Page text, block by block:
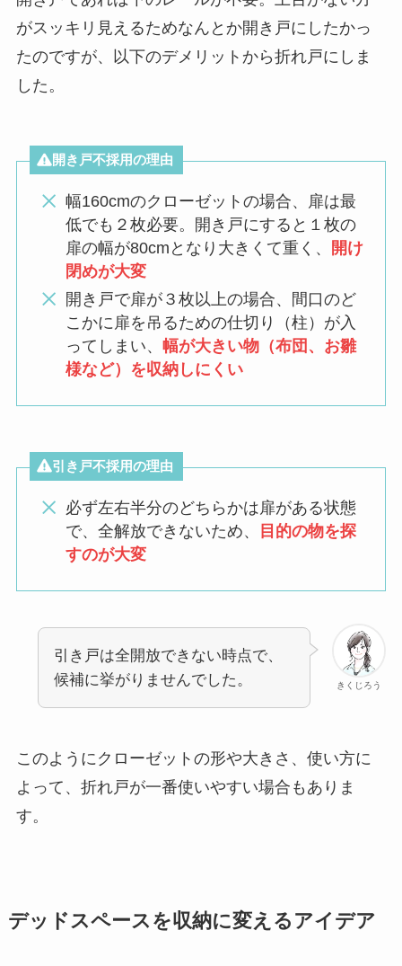
がスッキリ見えるためなんとか開き戸にしたかっ
たのですが、以下のデメリットから折れ戸にしま
した。
開き戸不採用の理由
幅160cmのクローゼットの場合、扉は最
低でも２枚必要。開き戸にすると１枚の
扉の幅が80cmとなり大きくて重く、
開け
閉めが大変
開き戸で扉が３枚以上の場合、間口のど
こかに扉を吊るための仕切り（柱）が入
ってしまい、 幅が大きい物（布団、お雛
様など）を収納しにくい
引き戸不採用の理由
必ず左右半分のどちらかは扉がある状態
で、全解放できないため、
目的の物を探
すのが大変
きくじろう
引き戸は全開放できない時点で、
候補に挙がりませんでした。
このようにクローゼットの形や大きさ、使い方に
よって、折れ戸が一番使いやすい場合もありま
す。
デッドスペースを収納に変えるアイデア